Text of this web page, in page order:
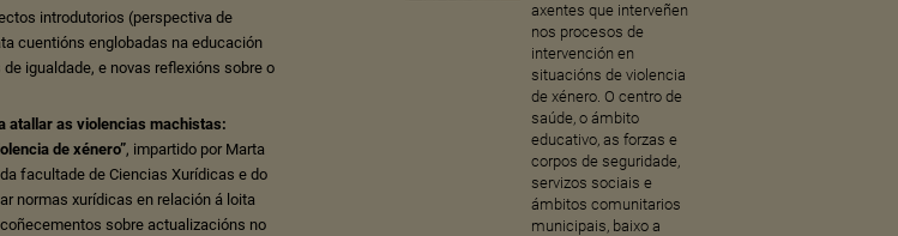
introdutorios (perspectiva de
cuentións englobadas na educación
igualdade, e novas reflexións sobre o
atallar as violencias machistas:
de xénero”, impartido por Marta
facultade de Ciencias Xurídicas e do
normas xurídicas en relación á loita
sobre actualizacións no
axentes que interveñen
nos procesos de
intervención en
situacións de violencia
de xénero. O centro de
saúde, o ámbito
educativo, as forzas e
corpos de seguridade,
servizos sociais e
ámbitos comunitarios
municipais, baixo a